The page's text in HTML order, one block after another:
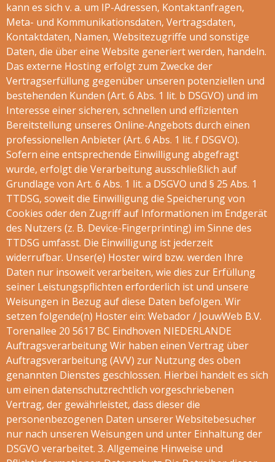
kann es sich v. a. um IP-Adressen, Kontaktanfragen,
Meta- und Kommunikationsdaten, Vertragsdaten,
Kontaktdaten, Namen, Websitezugriffe und sonstige
Daten, die über eine Website generiert werden, handeln.
Das externe Hosting erfolgt zum Zwecke der
Vertragserfüllung gegenüber unseren potenziellen und
bestehenden Kunden (Art. 6 Abs. 1 lit. b DSGVO) und im
Interesse einer sicheren, schnellen und effizienten
Bereitstellung unseres Online-Angebots durch einen
professionellen Anbieter (Art. 6 Abs. 1 lit. f DSGVO).
Sofern eine entsprechende Einwilligung abgefragt
wurde, erfolgt die Verarbeitung ausschließlich auf
Grundlage von Art. 6 Abs. 1 lit. a DSGVO und § 25 Abs. 1
TTDSG, soweit die Einwilligung die Speicherung von
Cookies oder den Zugriff auf Informationen im Endgerät
des Nutzers (z. B. Device-Fingerprinting) im Sinne des
TTDSG umfasst. Die Einwilligung ist jederzeit
widerrufbar. Unser(e) Hoster wird bzw. werden Ihre
Daten nur insoweit verarbeiten, wie dies zur Erfüllung
seiner Leistungspflichten erforderlich ist und unsere
Weisungen in Bezug auf diese Daten befolgen. Wir
setzen folgende(n) Hoster ein: Webador / JouwWeb B.V.
Torenallee 20 5617 BC Eindhoven NIEDERLANDE
Auftragsverarbeitung Wir haben einen Vertrag über
Auftragsverarbeitung (AVV) zur Nutzung des oben
genannten Dienstes geschlossen. Hierbei handelt es sich
um einen datenschutzrechtlich vorgeschriebenen
Vertrag, der gewährleistet, dass dieser die
personenbezogenen Daten unserer Websitebesucher
nur nach unseren Weisungen und unter Einhaltung der
DSGVO verarbeitet. 3. Allgemeine Hinweise und